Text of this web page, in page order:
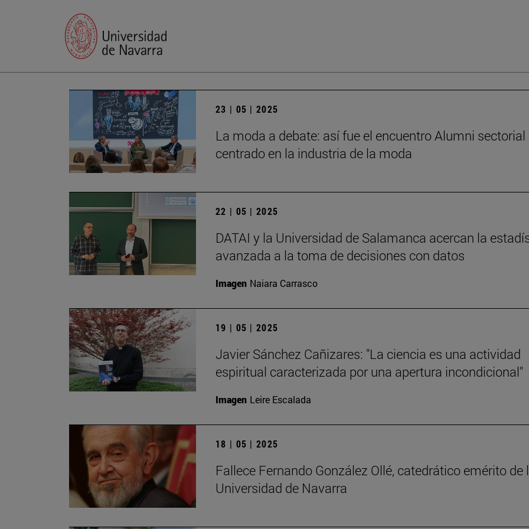
23 | 05 | 2025
La moda a debate: así fue el encuentro Alumni sectorial
centrado en la industria de la moda
22 | 05 | 2025
DATAI y la Universidad de Salamanca acercan la
avanzada a la toma de decisiones con datos
Imagen Naiara Carrasco
19 | 05 | 2025
Javier Sánchez Cañizares: "La ciencia es una actividad
espiritual caracterizada por una apertura incondicional"
Imagen Leire Escalada
18 | 05 | 2025
Fallece Fernando González Ollé, catedrático emérito de
Universidad de Navarra